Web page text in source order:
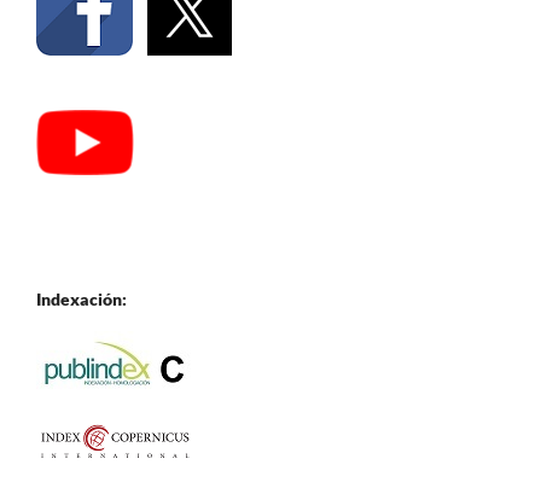
Indexación: